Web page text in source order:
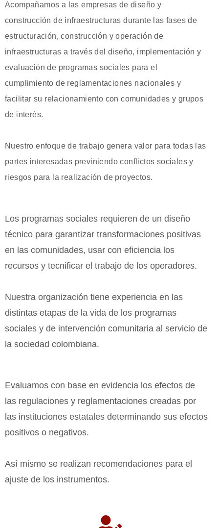
Acompañamos a las empresas de diseño y
construcción de infraestructuras durante las fases de
estructuración, construcción y operación de
infraestructuras a través del diseño, implementación y
evaluación de programas sociales para el
cumplimiento de reglamentaciones nacionales y
facilitar su relacionamiento con comunidades y grupos
de interés.
Nuestro enfoque de trabajo genera valor para todas las
partes interesadas previniendo conflictos sociales y
riesgos para la realización de proyectos.
Los programas sociales requieren de un diseño
técnico para garantizar transformaciones positivas
en las comunidades, usar con eficiencia los
recursos y tecnificar el trabajo de los operadores.
Nuestra organización tiene experiencia en las
distintas etapas de la vida de los programas
sociales y de intervención comunitaria al servicio de
la sociedad colombiana.
Evaluamos con base en evidencia los efectos de
las regulaciones y reglamentaciones creadas por
las instituciones estatales determinando sus efectos
positivos o negativos.
Así mismo se realizan recomendaciones para el
ajuste de los instrumentos.